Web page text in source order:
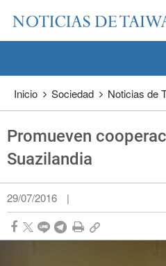
Pase a contenido principal
Inicio Sociedad Noticias de
Promueven
Suazilandia
29/07/2016 |